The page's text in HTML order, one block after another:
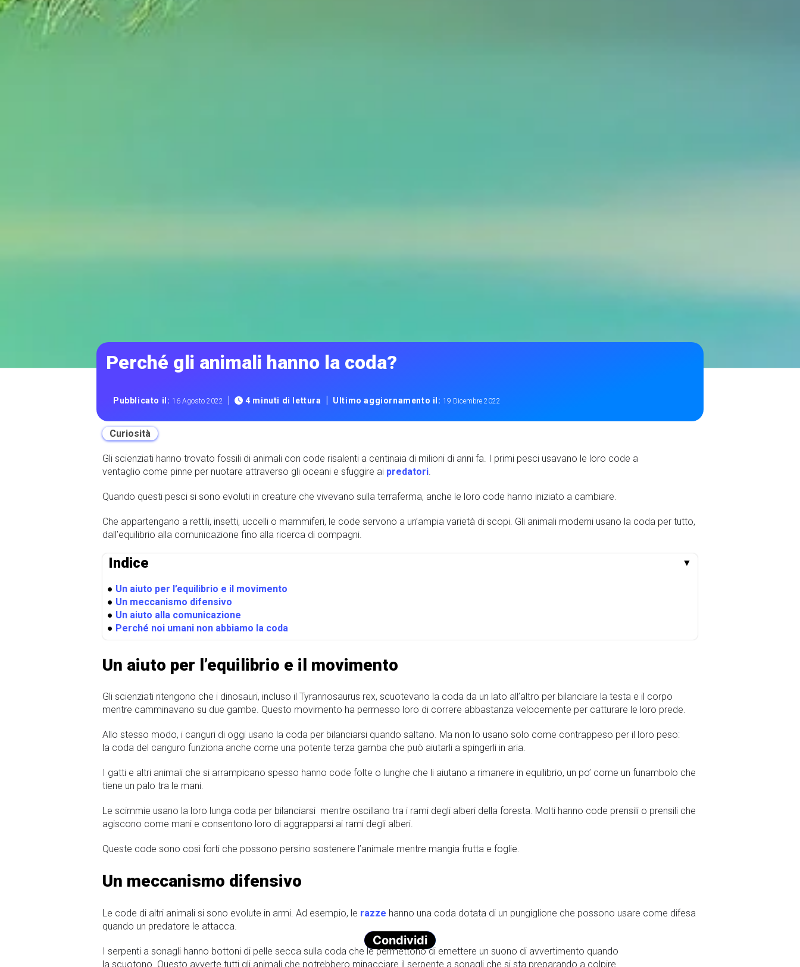
Perché gli animali hanno la coda?
Pubblicato il:16 Agosto 2022 | 4 minuti di lettura | Ultimo aggiornamento il:19 Dicembre 2022
Curiosità
Gli scienziati hanno trovato fossili di animali con code risalenti a centinaia di milioni di anni fa. I primi pesci usavano le loro code a
ventaglio come pinne per nuotare attraverso gli oceani e sfuggire ai predatori
Quando questi pesci si sono evoluti in creature che vivevano sulla terraferma, anche le loro code hanno iniziato a cambiare.
Che appartengano a rettili, insetti, uccelli o mammiferi, le code servono a un’ampia varietà di scopi. Gli animali moderni usano la coda per tutto,
dall’equilibrio alla comunicazione fino alla ricerca di compagni.
Indice ▼
● Un aiuto per l’equilibrio e il movimento
● Un meccanismo difensivo
● Un aiuto alla comunicazione
● Perché noi umani non abbiamo la coda
Un aiuto per l’equilibrio e il movimento
Gli scienziati ritengono che i dinosauri, incluso il Tyrannosaurus rex, scuotevano la coda da un lato all’altro per bilanciare la testa e il corpo
mentre camminavano su due gambe. Questo movimento ha permesso loro di correre abbastanza velocemente per catturare le loro prede.
Allo stesso modo, i canguri di oggi usano la coda per bilanciarsi quando saltano. Ma non lo usano solo come contrappeso per il loro peso:
la coda del canguro funziona anche come una potente terza gamba che può aiutarli a spingerli in aria.
I gatti e altri animali che si arrampicano spesso hanno code folte o lunghe che li aiutano a rimanere in equilibrio, un po’ come un funambolo che
tiene un palo tra le mani.
Le scimmie usano la loro lunga coda per bilanciarsi mentre oscillano tra i rami degli alberi della foresta. Molti hanno code prensili o prensili che
agiscono come mani e consentono loro di aggrapparsi ai rami degli alberi.
Queste code sono così forti che possono persino sostenere l’animale mentre mangia frutta e foglie.
Un meccanismo difensivo
Le code di altri animali si sono evolute in armi. Ad esempio, le razze hanno una coda dotata di un pungiglione che possono usare come difesa
quando un predatore le attacca.
I serpenti a sonagli hanno bottoni di pelle secca sulla coda che le permettono di emettere un suono di avvertimento quando
la scuotono. Questo avverte tutti gli animali che potrebbero minacciare il serpente a sonagli che si sta preparando a colpire.
Condividi